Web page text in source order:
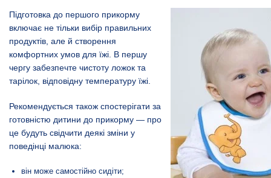
Підготовка до першого прикорму
включає не тільки вибір правильних
продуктів, але й створення
комфортних умов для їжі. В першу
чергу забезпечте чистоту ложок та
тарілок, відповідну температуру їжі.
Рекомендується також спостерігати за
готовністю дитини до прикорму — про
це будуть свідчити деякі зміни у
поведінці малюка:
він може самостійно сидіти;